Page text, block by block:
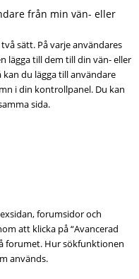
från min vän- eller
sätt. På varje användares
lägga till dem till din vän- eller
du lägga till användare
i din kontrollpanel. Du kan
sida.
forumsidor och
att klicka på “Avancerad
forumet. Hur sökfunktionen
används.